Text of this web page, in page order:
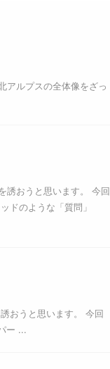
アルプスの全体像をざっ
おうと思います。 今回
のような「質問」
おうと思います。 今回
ー ...